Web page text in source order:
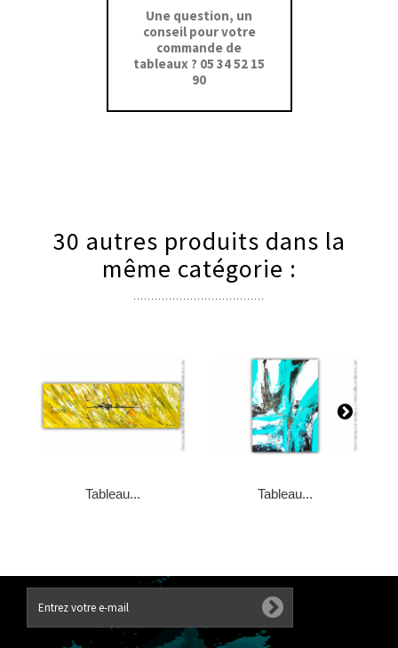
Une question, un
conseil pour votre
commande de
tableaux ? 05 34 52 15
90
30 autres produits dans la
même catégorie :
Tableau... Tableau...